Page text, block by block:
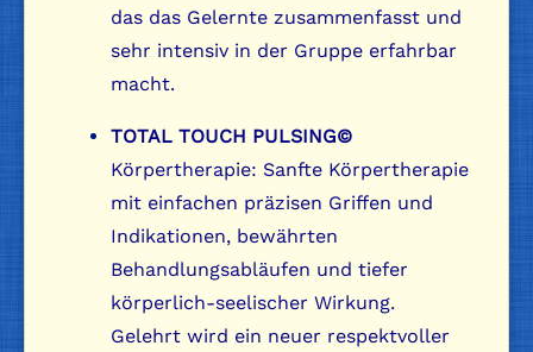
das das Gelernte zusammenfasst und
sehr intensiv in der Gruppe erfahrbar
macht.
TOTAL TOUCH PULSING©
Körpertherapie: Sanfte Körpertherapie
mit einfachen präzisen Griffen und
Indikationen, bewährten
Behandlungsabläufen und tiefer
körperlich-seelischer Wirkung.
Gelehrt wird ein neuer respektvoller